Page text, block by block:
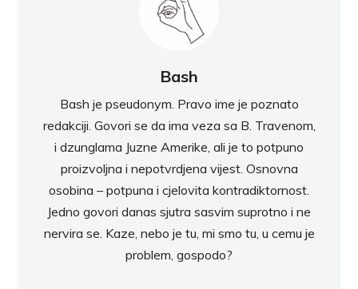
Bash
Bash je pseudonym. Pravo ime je poznato
redakciji. Govori se da ima veza sa B. Travenom,
i dzunglama Juzne Amerike, ali je to potpuno
proizvoljna i nepotvrdjena vijest. Osnovna
osobina – potpuna i cjelovita kontradiktornost.
Jedno govori danas sjutra sasvim suprotno i ne
nervira se. Kaze, nebo je tu, mi smo tu, u cemu je
problem, gospodo?